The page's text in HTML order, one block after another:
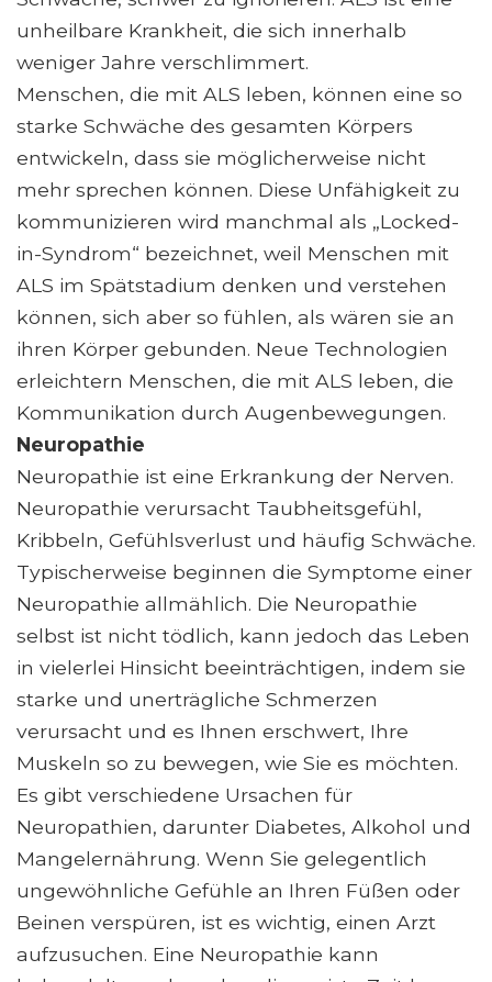
unheilbare Krankheit, die sich innerhalb
weniger Jahre verschlimmert.
Menschen, die mit ALS leben, können eine so
starke Schwäche des gesamten Körpers
entwickeln, dass sie möglicherweise nicht
mehr sprechen können. Diese Unfähigkeit zu
kommunizieren wird manchmal als „Locked-
in-Syndrom“ bezeichnet, weil Menschen mit
ALS im Spätstadium denken und verstehen
können, sich aber so fühlen, als wären sie an
ihren Körper gebunden. Neue Technologien
erleichtern Menschen, die mit ALS leben, die
Kommunikation durch Augenbewegungen.
Neuropathie
Neuropathie ist eine Erkrankung der Nerven.
Neuropathie verursacht Taubheitsgefühl,
Kribbeln, Gefühlsverlust und häufig Schwäche.
Typischerweise beginnen die Symptome einer
Neuropathie allmählich. Die Neuropathie
selbst ist nicht tödlich, kann jedoch das Leben
in vielerlei Hinsicht beeinträchtigen, indem sie
starke und unerträgliche Schmerzen
verursacht und es Ihnen erschwert, Ihre
Muskeln so zu bewegen, wie Sie es möchten.
Es gibt verschiedene Ursachen für
Neuropathien, darunter Diabetes, Alkohol und
Mangelernährung. Wenn Sie gelegentlich
ungewöhnliche Gefühle an Ihren Füßen oder
Beinen verspüren, ist es wichtig, einen Arzt
aufzusuchen. Eine Neuropathie kann